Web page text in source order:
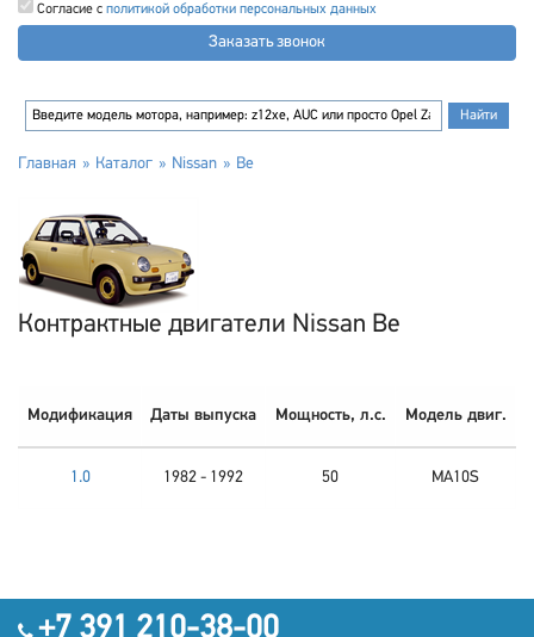
Согласие с политикой обработки персональных данных
Заказать звонок
Главная Каталог Nissan Be
Контрактные двигатели Nissan Be
Модификация Даты выпуска Мощность, л.с. Модель двиг.
1.0 1982 - 1992 50 MA10S
+7 391 210-38-00